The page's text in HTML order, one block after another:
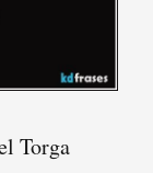
Torga